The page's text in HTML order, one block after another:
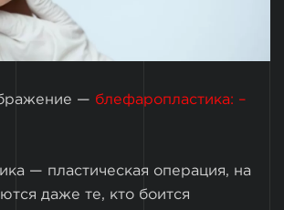
— блефаропластика: –
— пластическая операция, на
даже те, кто боится